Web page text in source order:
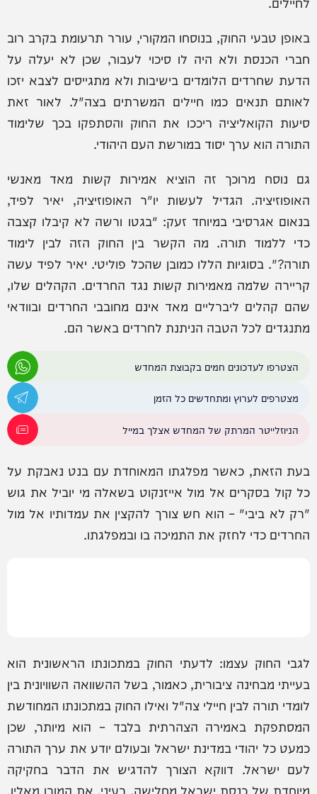
באופן טבעי החוק, בנוסחו המקורי, עורר תרעומת בקרב רוב
חברי הכנסת ולא היה לו סיכוי לעבור, שכן לא יעלה על
הדעת שחרדים הלומדים בישיבות ולא מתגייסים לצבא יזכו
לאותם תנאים כמו חיילים המשרתים בצה"ל. לאור זאת
סיעות הקואליציה ריככו את החוק והסתפקו בכך שלימוד
התורה הוא ערך יסוד במורשת העם היהודי.
גם נוסח מרוכך זה הוציא אמירות קשות מאד מאנשי
האופוזיציה. הגדיל לעשות יו"ר האופוזיציה, יאיר לפיד,
בנאום אגרסיבי במיוחד זעק: "בגטו ורשה לא קיבלו קצבה
כדי ללמוד תורה. מה הקשר בין החוק הזה לבין לימוד
תורה?". בסוגיות הללו כמובן שהכל פוליטי. יאיר לפיד עשה
קריירה שלמה מאמירות קשות נגד החרדים. הקהלים שלו,
שהם קהלים ליברליים מאד אינם מחובבי החרדים ובוודאי
מתנגדים לכל הטבה הניתנת לחרדים באשר הם.
הצטרפו לעדכונים חמים בקבוצת המחדש
מצטרפים לערוץ ומתחדשים כל הזמן
הניוזלייטר המרתק של המחדש אצלך במייל
בעת הזאת, כאשר מפלגתו המאוחדת עם בנט נאבקת על
כל קול בסקרים אל מול אייזנקוט בשאלה מי יוביל את גוש
"רק לא ביבי" – הוא חש צורך להקצין את עמדותיו אל מול
החרדים כדי לחזק את התמיכה בו ובמפלגתו.
לגבי החוק עצמו: לדעתי החוק במתכונתו הראשונית הוא
בעייתי מבחינה ציבורית, כאמור, בשל ההשוואה השוויונית בין
לומדי תורה לבין חיילי צה"ל ואילו החוק במתכונתו המחודשת
המסתפקת באמירה הצהרתית בלבד – הוא מיותר, שכן
כמעט כל יהודי במדינת ישראל ובעולם יודע את ערך התורה
לעם ישראל. דווקא הצורך להדגיש את הדבר בחקיקה
מיוחדת של כנסת ישראל מחלישה, בעיני, את המובן מאליו.